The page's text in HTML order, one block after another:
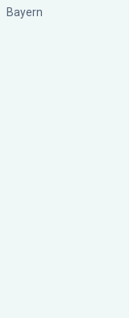
Bayern